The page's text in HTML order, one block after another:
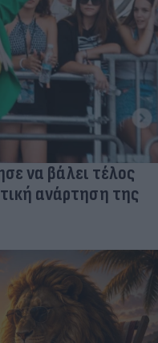
να βάλει τέλος
ανάρτηση της